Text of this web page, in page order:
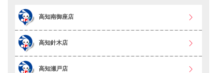
高知南御座店
高知針木店
高知瀬戸店